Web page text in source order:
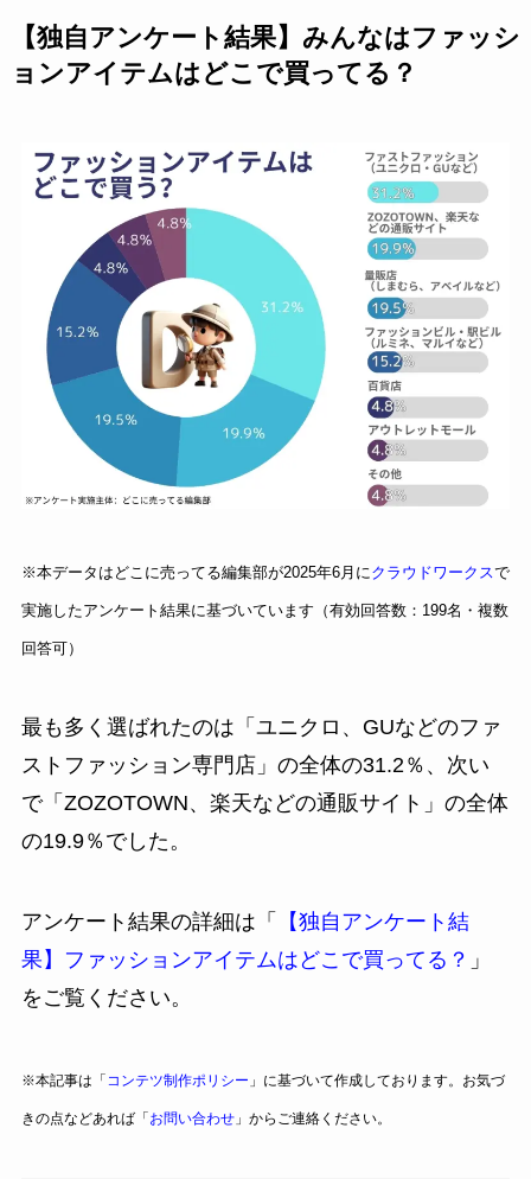
【独自アンケート結果】みんなはファッシ
ョンアイテムはどこで買ってる？
※本データはどこに売ってる編集部が2025年6月にクラウドワークスで
実施したアンケート結果に基づいています（有効回答数：199名・複数
回答可）
最も多く選ばれたのは「ユニクロ、GUなどのファ
ストファッション専門店」の全体の31.2％、次い
で「ZOZOTOWN、楽天などの通販サイト」の全体
の19.9％でした。
アンケート結果の詳細は「
【独自アンケート結
果】ファッションアイテムはどこで買ってる？ 」
をご覧ください。
※本記事は「 コンテツ制作ポリシー 」に基づいて作成しております。お気づ
きの点などあれば「お問い合わせ」からご連絡ください。